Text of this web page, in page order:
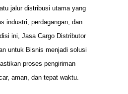
jalur distribusi utama yang
industri, perdagangan, dan
ini, Jasa Cargo Distributor
untuk Bisnis menjadi solusi
proses pengiriman
aman, dan tepat waktu.